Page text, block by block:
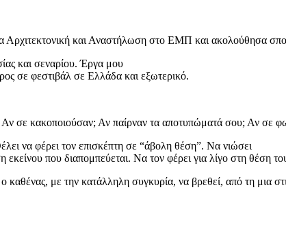
Αρχιτεκτονική και Αναστήλωση στο ΕΜΠ και ακολούθησα
και σεναρίου. Έργα μου
σε φεστιβάλ σε Ελλάδα και εξωτερικό.
σε κακοποιούσαν; Αν παίρναν τα αποτυπώματά σου; Αν σε
να φέρει τον επισκέπτη σε “άβολη θέση”. Να νιώσει
που διαπομπεύεται. Να τον φέρει για λίγο στη θέση
ο καθένας, με την κατάλληλη συγκυρία, να βρεθεί, από τη μια